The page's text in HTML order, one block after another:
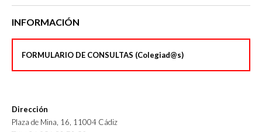
INFORMACIÓN
FORMULARIO DE CONSULTAS (Colegiad@s)
Dirección
Plaza de Mina, 16, 11004 Cádiz